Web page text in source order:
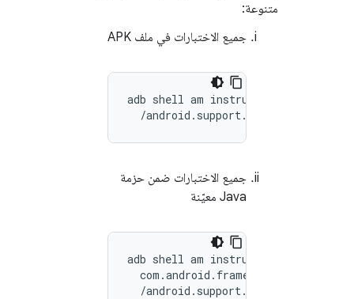
متنوعة:
جميع الاختبارات في ملف APK
adb shell am instrument -w
جميع الاختبارات ضمن حزمة
Java معيّنة
adb shell am instrument
com .android . frameworks
/android . support.